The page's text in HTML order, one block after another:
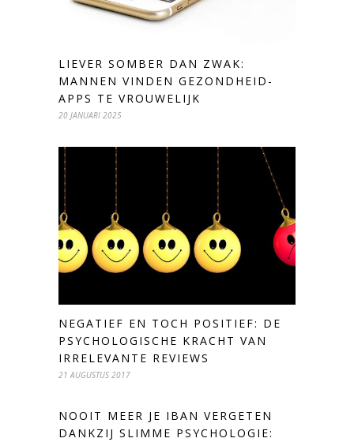
LIEVER SOMBER DAN ZWAK:
MANNEN VINDEN GEZONDHEID-
APPS TE VROUWELIJK
20 JANUARI 2025
NEGATIEF EN TOCH POSITIEF: DE
PSYCHOLOGISCHE KRACHT VAN
IRRELEVANTE REVIEWS
21 AUGUSTUS 2017
NOOIT MEER JE IBAN VERGETEN
DANKZIJ SLIMME PSYCHOLOGIE: